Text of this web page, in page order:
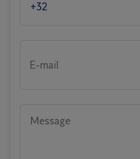
E-mail
Message